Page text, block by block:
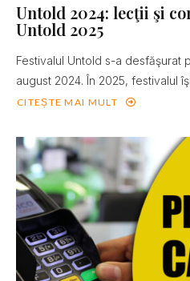
Untold 2024: lecţii şi
Untold 2025
Festivalul Untold s-a desfăşurat
august 2024. În 2025, festivalul
CITEȘTE MAI MULT